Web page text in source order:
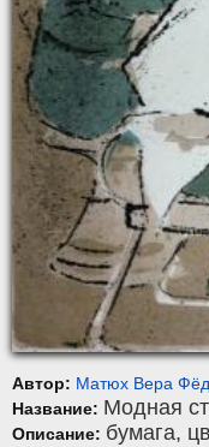
Автор: Матюх Вера
Название: Модная
Описание: бумага,